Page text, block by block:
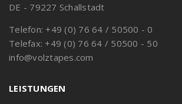
DE - 79227 Schallstadt
Telefon: +49 (0) 76 64 / 50500 - 0
Telefax: +49 (0) 76 64 / 50500 - 50
info@volztapes.com
LEISTUNGEN